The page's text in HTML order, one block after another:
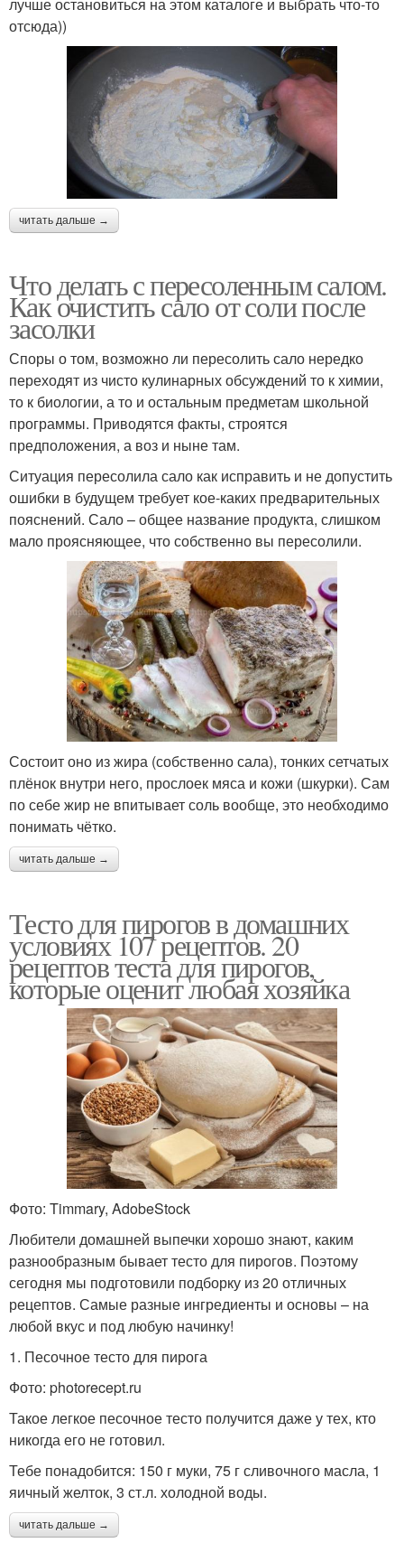
отсюда))
читать дальше →
Что делать с пересоленным салом.
Как очистить сало от соли после
засолки
Споры о том, возможно ли пересолить сало нередко
переходят из чисто кулинарных обсуждений то к химии,
то к биологии, а то и остальным предметам школьной
программы. Приводятся факты, строятся
предположения, а воз и ныне там.
Ситуация пересолила сало как исправить и не допустить
ошибки в будущем требует кое-каких предварительных
пояснений. Сало – общее название продукта, слишком
мало проясняющее, что собственно вы пересолили.
Состоит оно из жира (собственно сала), тонких сетчатых
плёнок внутри него, прослоек мяса и кожи (шкурки). Сам
по себе жир не впитывает соль вообще, это необходимо
понимать чётко.
читать дальше →
Тесто для пирогов в домашних
условиях 107 рецептов. 20
рецептов теста для пирогов,
которые оценит любая хозяйка
Фото: Timmary, AdobeStock
Любители домашней выпечки хорошо знают, каким
разнообразным бывает тесто для пирогов. Поэтому
сегодня мы подготовили подборку из 20 отличных
рецептов. Самые разные ингредиенты и основы – на
любой вкус и под любую начинку!
1. Песочное тесто для пирога
Фото: photorecept.ru
Такое легкое песочное тесто получится даже у тех, кто
никогда его не готовил.
Тебе понадобится: 150 г муки, 75 г сливочного масла, 1
яичный желток, 3 ст.л. холодной воды.
читать дальше →